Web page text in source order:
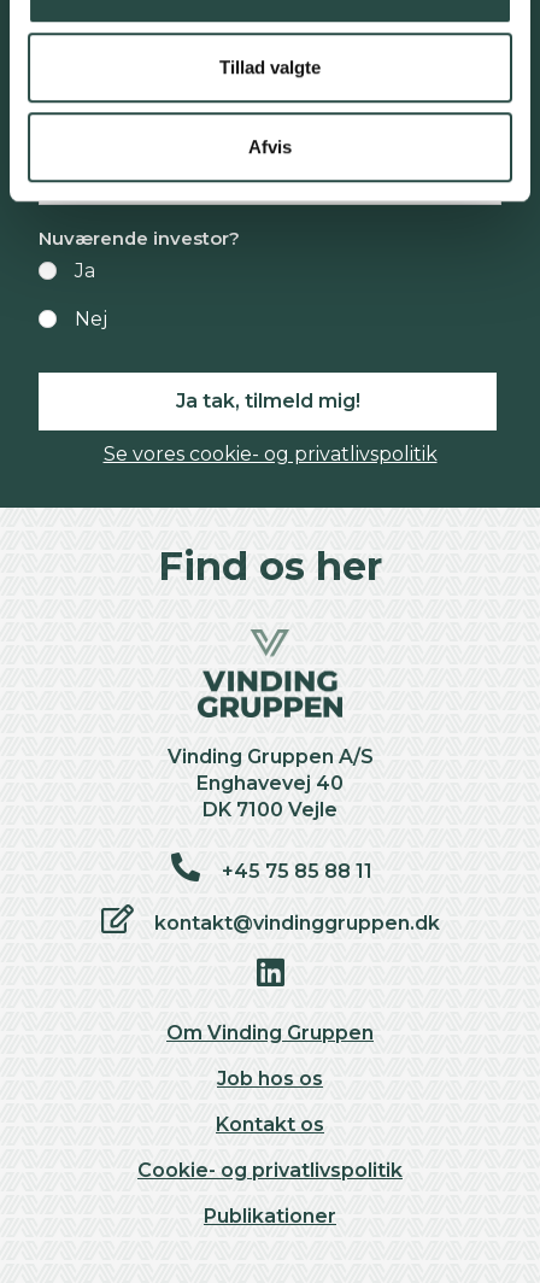
Tillad valgte
Afvis
Nuværende investor?
Ja
Nej
Ja tak, tilmeld mig!
Se vores cookie- og privatlivspolitik
Find os her
Vinding Gruppen A/S
Enghavevej 40
DK 7100 Vejle
+45 75 85 88 11
kontakt@vindinggruppen.dk
Om Vinding Gruppen
Job hos os
Kontakt os
Cookie- og privatlivspolitik
Publikationer